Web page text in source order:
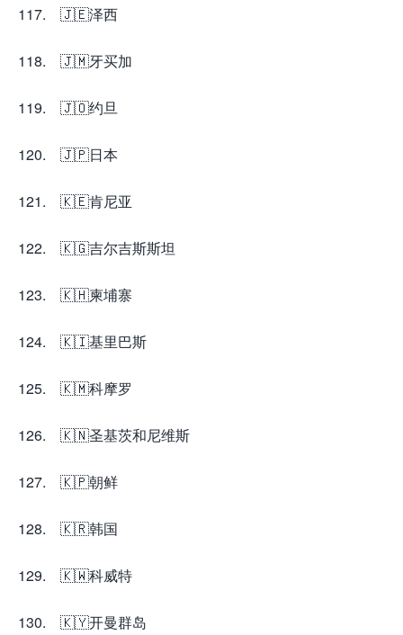
117. 🇯🇪泽西
118. 🇯🇲牙买加
119. 🇯🇴约旦
120. 🇯🇵日本
121. 🇰🇪肯尼亚
122. 🇰🇬吉尔吉斯斯坦
123. 🇰🇭柬埔寨
124. 🇰🇮基里巴斯
125. 🇰🇲科摩罗
126. 🇰🇳圣基茨和尼维斯
127. 🇰🇵朝鲜
128. 🇰🇷韩国
129. 🇰🇼科威特
130. 🇰🇾开曼群岛